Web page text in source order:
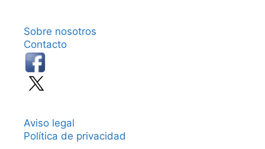
Sobre nosotros
Contacto
Aviso legal
Política de privacidad